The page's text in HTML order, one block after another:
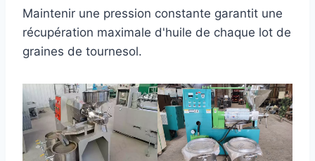
Maintenir une pression constante garantit une
récupération maximale d'huile de chaque lot de
graines de tournesol.